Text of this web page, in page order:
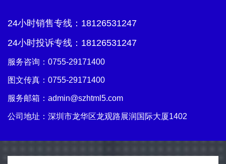
24小时销售专线： 18126531247
24小时投诉专线： 18126531247
服务咨询： 0755-29171400
图文传真：0755-29171400
服务邮箱： admin@szhtml5.com
公司地址：深圳市龙华区龙观路展润国际大厦1402